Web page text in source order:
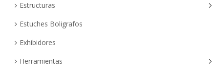
Estructuras
Estuches Boligrafos
Exhibidores
Herramientas